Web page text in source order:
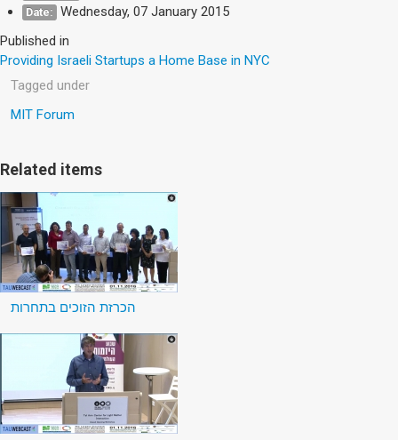
Date: Wednesday, 07 January 2015
Published in
Providing Israeli Startups a Home Base in NYC
Tagged under
MIT Forum
Related items
הכרזת הזוכים בתחרות